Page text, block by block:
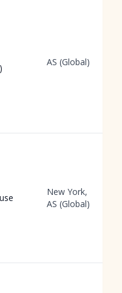
AS (Global)
New York,
AS (Global)